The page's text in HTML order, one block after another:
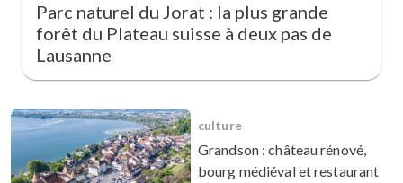
Parc naturel du Jorat : la plus grande
forêt du Plateau suisse à deux pas de
Lausanne
culture
Grandson : château rénové,
bourg médiéval et restaurant